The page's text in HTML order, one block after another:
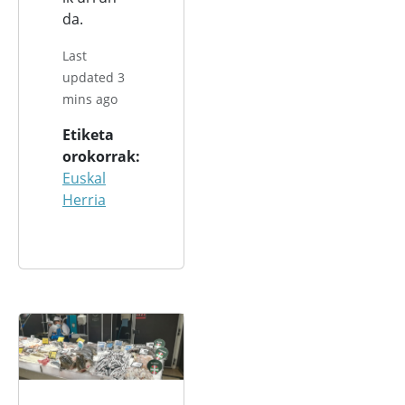
da.
Last
updated 3
mins ago
Etiketa
orokorrak
Euskal
Herria